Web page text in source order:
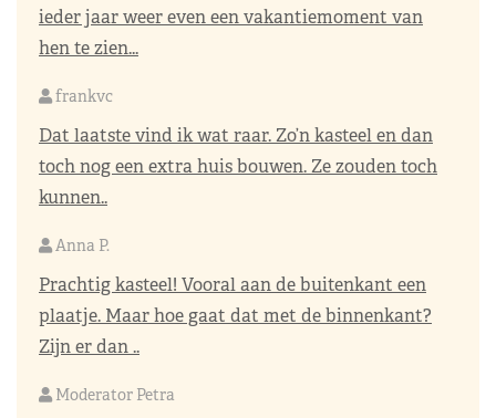
ieder jaar weer even een vakantiemoment van
hen te zien...
frankvc
Dat laatste vind ik wat raar. Zo’n kasteel en dan
toch nog een extra huis bouwen. Ze zouden toch
kunnen..
Anna P.
Prachtig kasteel! Vooral aan de buitenkant een
plaatje. Maar hoe gaat dat met de binnenkant?
Zijn er dan ..
Moderator Petra